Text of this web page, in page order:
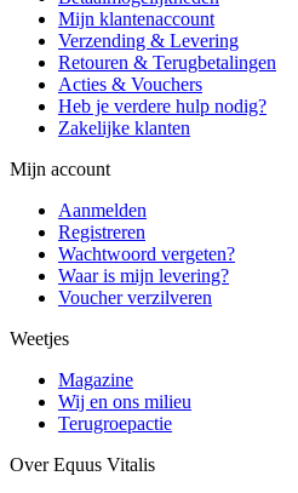
Mijn klantenaccount
Verzending & Levering
Retouren & Terugbetalingen
Acties & Vouchers
Heb je verdere hulp nodig?
Zakelijke klanten
Mijn account
Aanmelden
Registreren
Wachtwoord vergeten?
Waar is mijn levering?
Voucher verzilveren
Weetjes
Magazine
Wij en ons milieu
Terugroepactie
Over Equus Vitalis